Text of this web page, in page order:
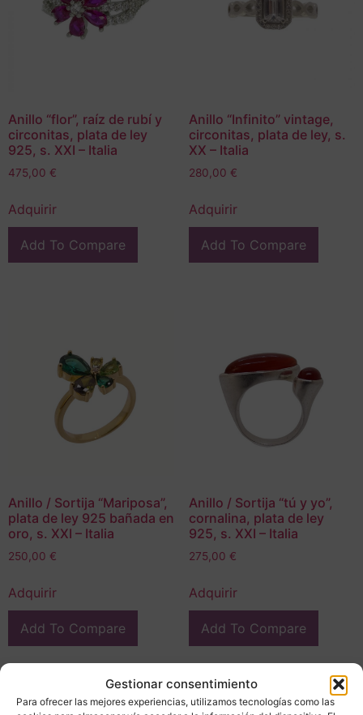
Gestionar consentimiento
Para ofrecer las mejores experiencias, utilizamos tecnologías como las
Anillo “flor”, raíz de rubí y
circonitas, plata de ley
925, s. XXI – Italia
475,00 €
Adquirir
Add To Compare
Anillo “Infinito” vintage,
circonitas, plata de ley, s.
XX – Italia
280,00 €
Adquirir
Add To Compare
Anillo / Sortija “Mariposa”,
plata de ley 925 bañada en
oro, s. XXI – Italia
250,00 €
Adquirir
Add To Compare
Anillo / Sortija “tú y yo”,
cornalina, plata de ley
925, s. XXI – Italia
275,00 €
Adquirir
Add To Compare